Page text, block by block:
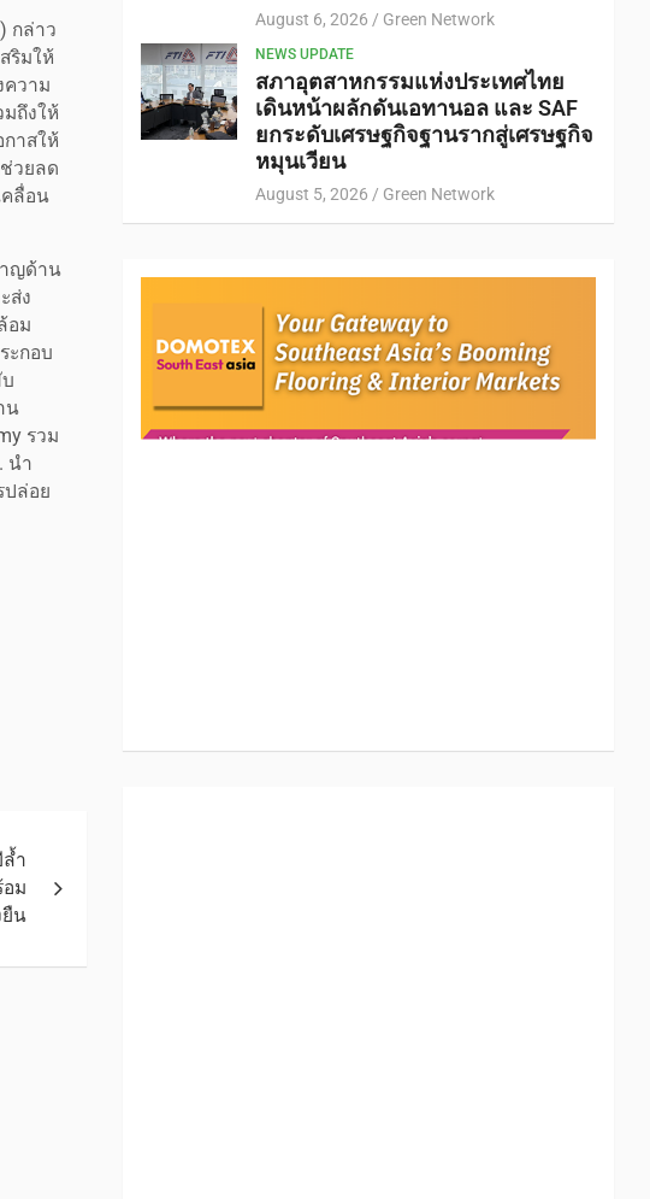
กล่าว
ริมให้
ความ
ถึงให้
าสให้
วยลด
คลื่อน
าญด้าน
ส่ง
อม
ะกอบ
น
รวม
นำ
ปล่อย
ล้ำ
ม
ยืน
August 6, 2026 Green Network
NEWS UPDATE
สภาอุตสาหกรรมแห่งประเทศไทย
เดินหน้าผลักดันเอทานอล และ SAF
ยกระดับเศรษฐกิจฐานรากสู่เศรษฐกิจ
หมุนเวียน
August 5, 2026 Green Network